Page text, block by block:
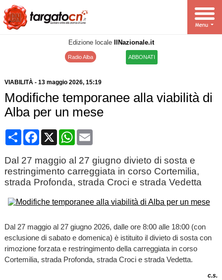
Edizione locale IlNazionale.it
Radio Alba ABBONATI
VIABILITÀ- 13 maggio 2026, 15:19
Modifiche temporanee alla viabilità di
Alba per un mese
CondividiFacebook
X WhatsApp
Email
Dal 27 maggio al 27 giugno divieto di sosta e
restringimento carreggiata in corso Cortemilia,
strada Profonda, strada Croci e strada Vedetta
Dal 27 maggio al 27 giugno 2026, dalle ore 8:00 alle 18:00 (con
esclusione di sabato e domenica) è istituito il divieto di sosta con
rimozione forzata e restringimento della carreggiata in corso
Cortemilia, strada Profonda, strada Croci e strada Vedetta.
c.s.